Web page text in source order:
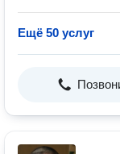
Ещё 50 услуг